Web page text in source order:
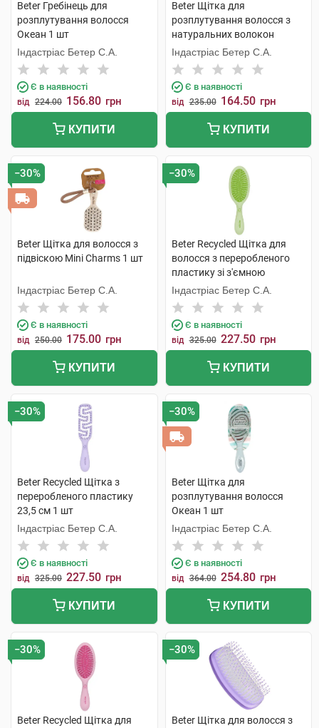
Beter Гребінець для
розплутування волосся
Океан 1 шт
Індастріас Бетер С.А.
Є в наявності
від 224.00 156.80 грн
КУПИТИ
Beter Щітка для
розплутування волосся з
натуральних волокон
пшениці Міні 1 шт
Індастріас Бетер С.А.
Є в наявності
від 235.00 164.50 грн
КУПИТИ
−30%
Beter Щітка для волосся з
підвіскою Mini Сharms 1 шт
Індастріас Бетер С.А.
Є в наявності
від 250.00 175.00 грн
КУПИТИ
−30%
Beter Recycled Щітка для
волосся з переробленого
пластику зі з'ємною
подушечкою 17,4 см 1 шт
Індастріас Бетер С.А.
Є в наявності
від 325.00 227.50 грн
КУПИТИ
−30%
Beter Recycled Щітка з
переробленого пластику
23,5 см 1 шт
Індастріас Бетер С.А.
Є в наявності
від 325.00 227.50 грн
КУПИТИ
−30%
Beter Щітка для
розплутування волосся
Океан 1 шт
Індастріас Бетер С.А.
Є в наявності
від 364.00 254.80 грн
КУПИТИ
−30%
Beter Recycled Щітка для
−30%
Beter Щітка для волосся з